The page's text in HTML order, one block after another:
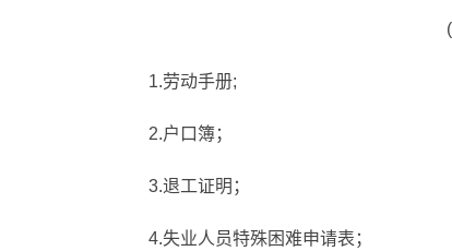
1.劳动手册;
2.户口簿；
3.退工证明；
4.失业人员特殊困难申请表；